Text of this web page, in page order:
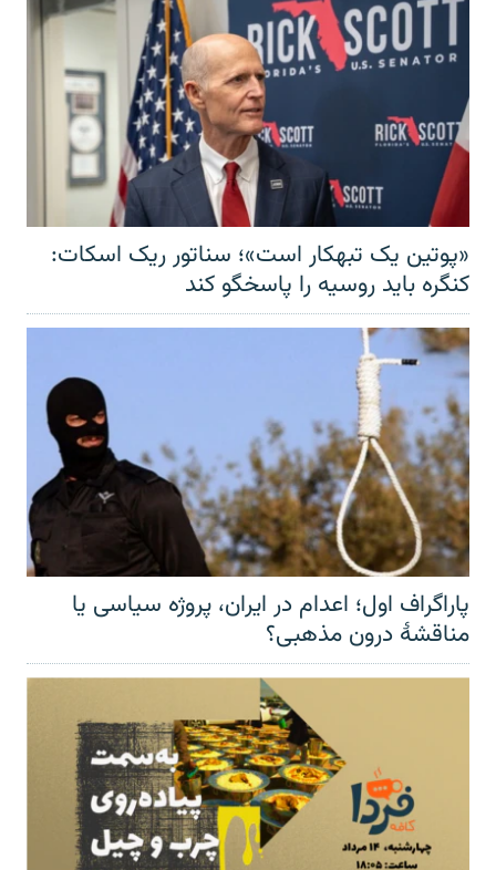
«پوتین یک تبهکار است»؛ سناتور ریک اسکات:
کنگره باید روسیه را پاسخگو کند
پاراگراف اول؛ اعدام در ایران، پروژه سیاسی یا
مناقشهٔ درون مذهبی؟